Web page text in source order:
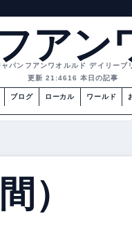
アン
ャパンフアンワオルルド デイリーブ
更新 21:4616 本日の記事
ブログ ローカル ワールド
）